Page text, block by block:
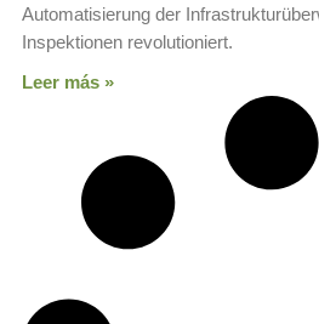
Automatisierung der
Inspektionen revolutioniert.
Leer más »